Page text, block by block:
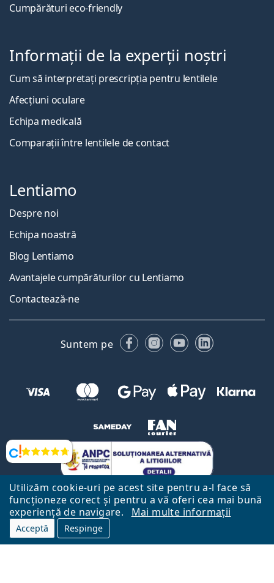
Utilizăm cookie-uri pe acest site pentru a-l face să
funcționeze corect și pentru a vă oferi cea mai bună
experiență de navigare.
Mai multe informații
Acceptă Respinge
Opinii
Cumpărături eco-friendly
Informații de la experții noștri
Cum să interpretați prescripția pentru lentilele
Afecțiuni oculare
Echipa medicală
Comparații între lentilele de contact
Lentiamo
Despre noi
Echipa noastră
Blog Lentiamo
Avantajele cumpărăturilor cu Lentiamo
Contactează-ne
Suntem pe FacebookInstagram
YouTubeLinkedIn
Către Pagina Principală
Mai sus